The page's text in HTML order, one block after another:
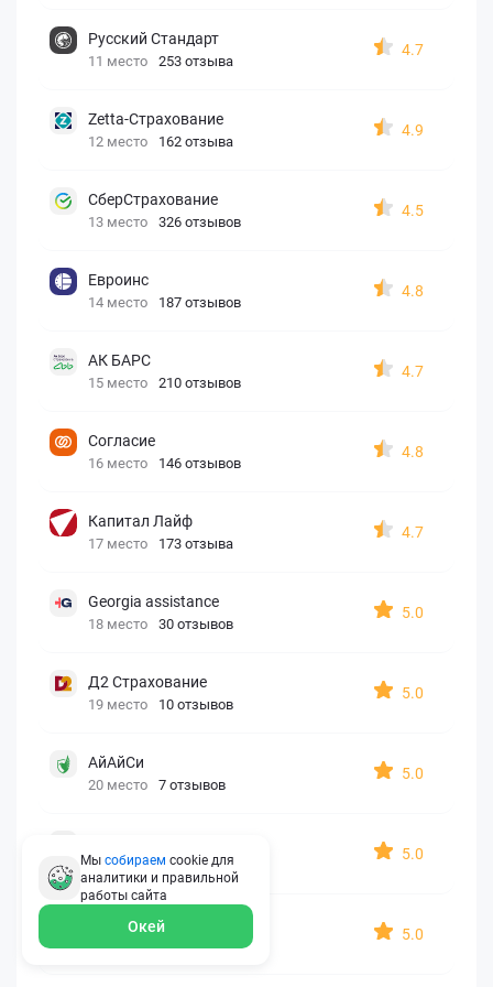
Русский Стандарт
11 место 253 отзыва
4.7
Zetta-Страхование
12 место 162 отзыва
4.9
СберСтрахование
13 место 326 отзывов
4.5
Евроинс
14 место 187 отзывов
4.8
АК БАРС
15 место 210 отзывов
4.7
Согласие
16 место 146 отзывов
4.8
Капитал Лайф
17 место 173 отзыва
4.7
Georgia assistance
18 место 30 отзывов
5.0
Д2 Страхование
19 место 10 отзывов
5.0
АйАйСи
20 место 7 отзывов
5.0
21 место 6 отзывов
5.0
ERGO AXA
22 место 2 отзыва
5.0
Мы собираем cookie для
аналитики и правильной
работы сайта
Окей